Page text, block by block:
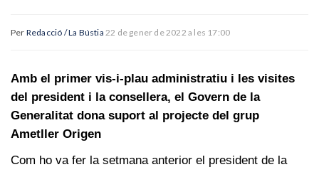
Per Redacció / La Bústia 22 de gener de 2022 a les 17:00
Amb el primer vis-i-plau administratiu i les visites
del president i la consellera, el Govern de la
Generalitat dona suport al projecte del grup
Ametller Origen
Com ho va fer la setmana anterior el president de la